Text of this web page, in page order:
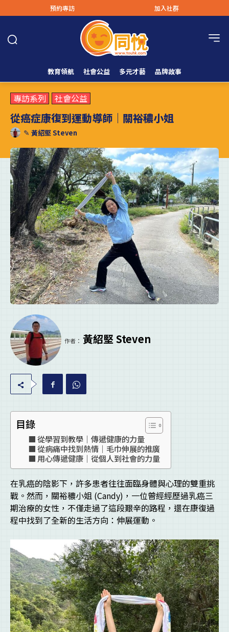
預約專訪 加入社群
教育領航 社會公益 多元才藝 品牌故事
專訪系列 社會公益
從癌症康復到運動導師｜關裕穠小姐
✎ 黃紹堅 Steven
作者： 黃紹堅 Steven
目錄
從學習到教學｜傳遞健康的力量
從病痛中找到熱情｜毛巾伸展的推廣
用心傳遞健康｜從個人到社會的力量
在乳癌的陰影下，許多患者往往面臨身體與心理的雙重挑
戰。然而，關裕穠小姐 (Candy)，一位曾經經歷過乳癌三
期治療的女性，不僅走過了這段艱辛的路程，還在康復過
程中找到了全新的生活方向：伸展運動。